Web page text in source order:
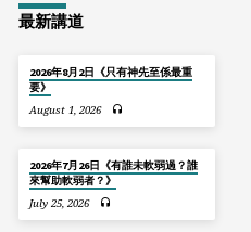
最新講道
2026年8月2日《只有神先至係最重
要》
August 1, 2026
2026年7月26日《有誰未軟弱過？誰
來幫助軟弱者？》
July 25, 2026